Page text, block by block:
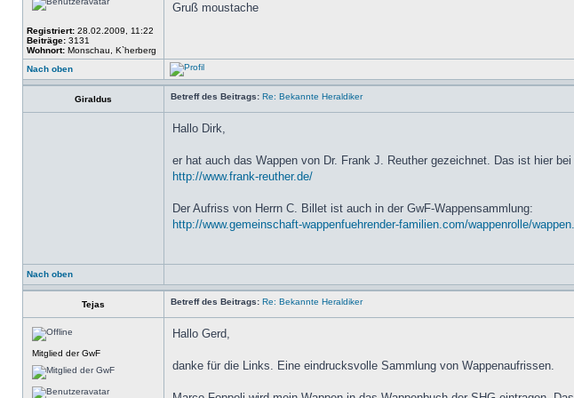
Registriert: 28.02.2009, 11:22
Beiträge: 3131
Wohnort: Monschau, K`herberg
Gruß moustache
Nach oben
Giraldus Betreff des Beitrags: Re: Bekannte Heraldiker
Hallo Dirk,
er hat auch das Wappen von Dr. Frank J. Reuther gezeichnet. Das ist hier
http://www.frank-reuther.de/
Der Aufriss von Herrn C. Billet ist auch in der GwF-Wappensammlung:
http://www.gemeinschaft-wappenfuehrender-familien.com/wappenrolle/
Nach oben
Tejas Betreff des Beitrags: Re: Bekannte Heraldiker
Mitglied der GwF
Hallo Gerd,
danke für die Links. Eine eindrucksvolle Sammlung von Wappenaufrissen.